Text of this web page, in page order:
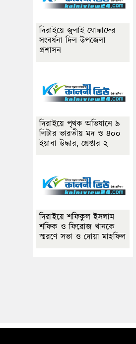
দিরাইয়ে জুলাই যোদ্ধাদের
সংবর্ধনা দিল উপজেলা
প্রশাসন
দিরাইয়ে পৃথক অভিযানে ৯
লিটার ভারতীয় মদ ও ৪০০
ইয়াবা উদ্ধার, গ্রেপ্তার ২
দিরাইয়ে শফিকুল ইসলাম
শফিক ও ফিরোজ খানকে
স্মরণে সভা ও দোয়া মাহফিল